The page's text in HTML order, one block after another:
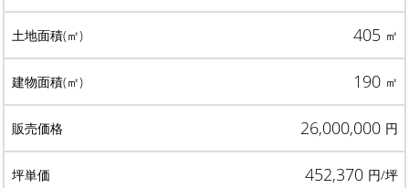
405 ㎡
190 ㎡
26,000,000 円
452,370 円/坪